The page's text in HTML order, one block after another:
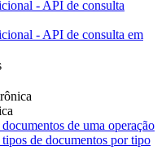
- API de consulta
- API de consulta em
de uma operação
de documentos por tipo